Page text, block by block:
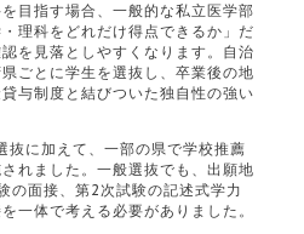
目指す場合、一般的な私立医学部
理科をどれだけ得点できるか」だ
を見落としやすくなります。自治
ごとに学生を選抜し、卒業後の地
与制度と結びついた独自性の強い
抜に加えて、一部の県で学校推薦
れました。一般選抜でも、出願地
の面接、第2次試験の記述式学力
一体で考える必要がありました。